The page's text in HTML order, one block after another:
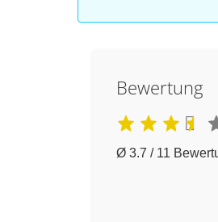
Bewertung
Ø 3.7 / 11